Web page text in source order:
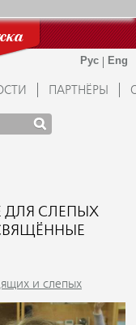
ПАРТНЁРЫ
ДЛЯ СЛЕПЫХ
и слепых